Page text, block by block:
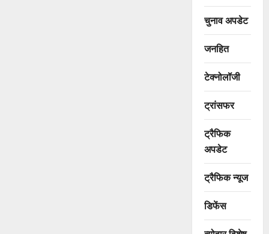
चुनाव अपडेट
जनहित
टेक्नोलॉजी
ट्रांसफर
ट्रैफिक
अपडेट
ट्रैफिक न्यूज
डिफेंस